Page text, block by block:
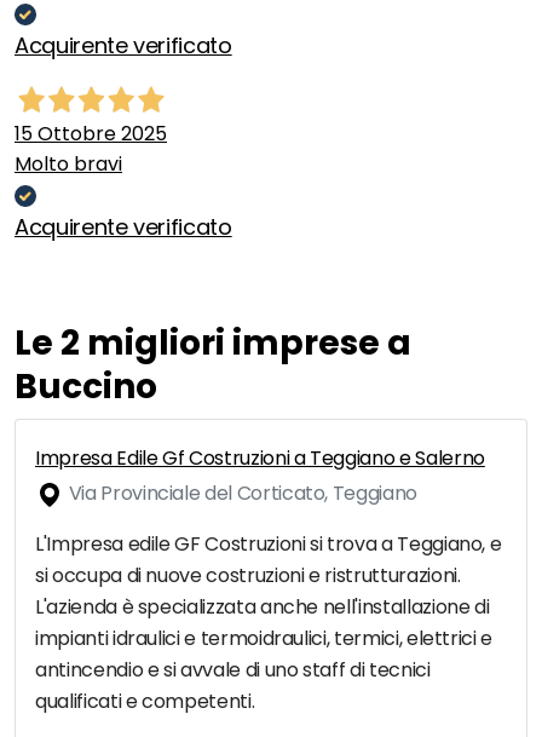
Acquirente verificato
15 Ottobre 2025
Molto bravi
Acquirente verificato
Le 2 migliori imprese a
Buccino
Impresa Edile Gf Costruzioni a Teggiano e Salerno
Via Provinciale del Corticato, Teggiano
L'Impresa edile GF Costruzioni si trova a Teggiano, e
si occupa di nuove costruzioni e ristrutturazioni.
L'azienda è specializzata anche nell'installazione di
impianti idraulici e termoidraulici, termici, elettrici e
antincendio e si avvale di uno staff di tecnici
qualificati e competenti.